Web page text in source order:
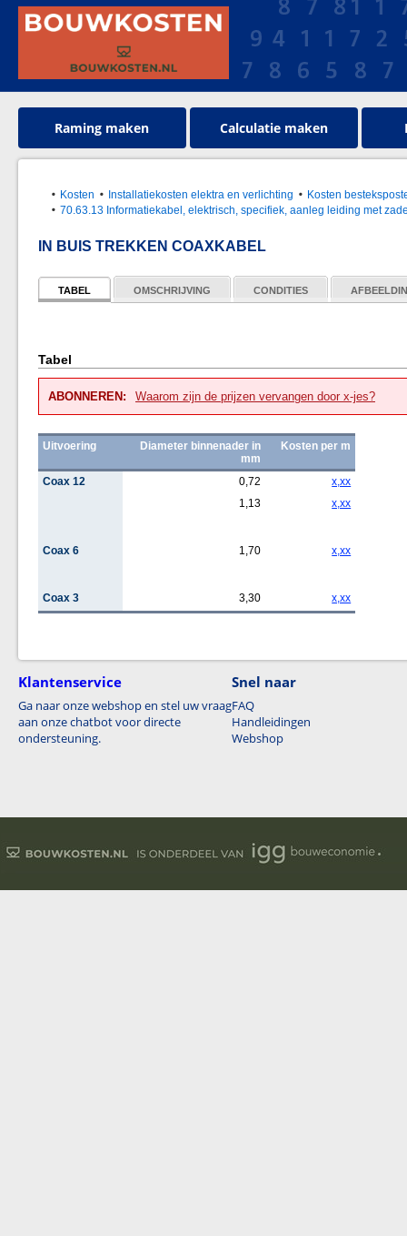
Raming maken Calculatie maken
Kosten Installatiekosten elektra en verlichting
Kosten
70.63.13 Informatiekabel, elektrisch, specifiek, aanleg leiding met
IN BUIS TREKKEN COAXKABEL
TABEL OMSCHRIJVING CONDITIES
Tabel
ABONNEREN: Waarom zijn de prijzen vervangen door x-jes?
Uitvoering
Diameter binnenader in
mm
Kosten per m
Coax 12 0,72
x,xx
1,13
x,xx
Coax 6 1,70 x,xx
Coax 3 3,30 x,xx
Klantenservice
Ga naar onze webshop en stel uw vraag
aan onze chatbot voor directe
ondersteuning.
Snel naar
FAQ
Handleidingen
Webshop